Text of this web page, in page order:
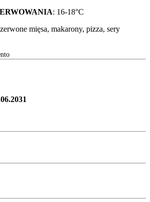
: 16-18°C
mięsa, makarony, pizza, sery